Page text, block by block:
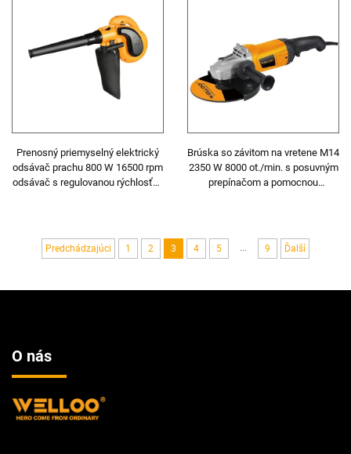
Prenosný priemyselný elektrický
odsávač prachu 800 W 16500 rpm
odsávač s regulovanou rýchlosťou
Brúska so závitom na vretene M14
2350 W 8000 ot./min. s posuvným
prepínačom a pomocnou
Predchádzajúci 1 2 3 4 5 ... 9 Ďalší
O nás